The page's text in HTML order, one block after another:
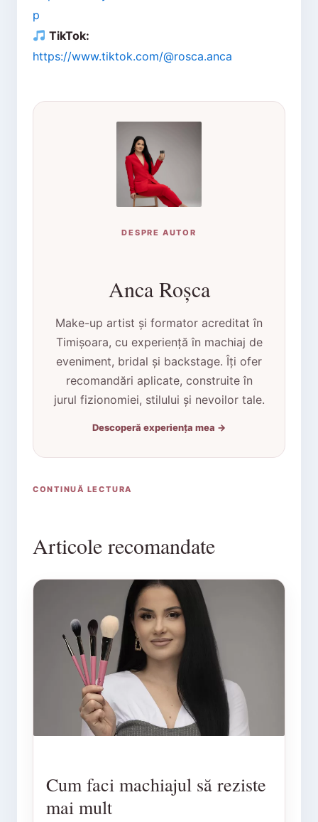
p
TikTok:
https://www.tiktok.com/@rosca.anca
DESPRE AUTOR
Anca Roșca
Make-up artist și formator acreditat în
Timișoara, cu experiență în machiaj de
eveniment, bridal și backstage. Îți ofer
recomandări aplicate, construite în
jurul fizionomiei, stilului și nevoilor tale.
Descoperă experiența mea →
CONTINUĂ LECTURA
Articole recomandate
Cum faci machiajul să reziste
mai mult